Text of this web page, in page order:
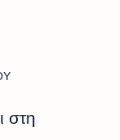
«
στη